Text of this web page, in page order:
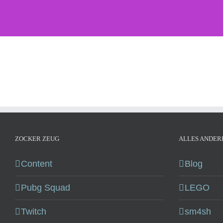
ZOCKER ZEUG
Content
Pubg Squad
Twitch
ALLES
Blog
LEGO
sm4sh